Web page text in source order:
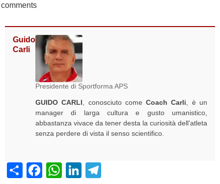
comments
Guido
Carli
Presidente di Sportforma APS
GUIDO CARLI, conosciuto comeCoach Carli, è un
manager di larga cultura e gusto umanistico,
abbastanza vivace da tener desta la curiosità dell'atleta
senza perdere di vista il senso scientifico.
ShareFacebook
WhatsApp
LinkedIn